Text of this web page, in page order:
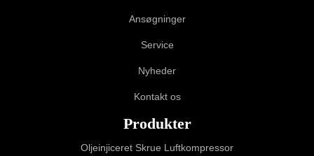
Ansøgninger
Service
Nyheder
Kontakt os
Produkter
Oljeinjiceret Skrue Luftkompressor